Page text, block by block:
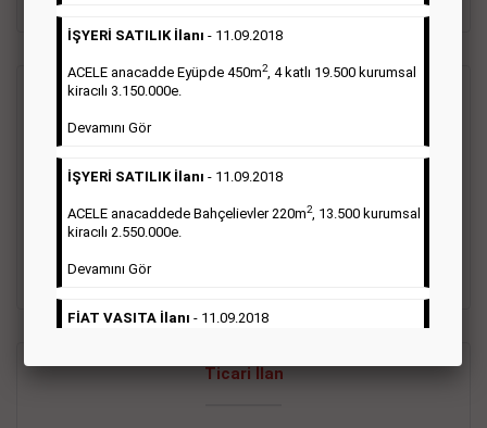
Sarı sayfa ilanlar alım- satım, duyuru, mini reklam şeklinde
ifade edilebilen ilanlardır. Gazetelerin tirajını önemli ölçüde
oluştururlar.Sabah sarı sayfa eleman ilanlarında 6 kelime
sayısı şartı aranmamaktadır.
Ticari İlan
İŞYERİ SATILIK İlanı - 11.09.2018
ACELE anacadde Eyüpde 450m2, 4 katlı 19.500 kurumsal
kiracılı 3.150.000e.
Devamını Gör
İŞYERİ SATILIK İlanı - 11.09.2018
ACELE anacaddede Bahçelievler 220m2, 13.500 kurumsal
kiracılı 2.550.000e.
Devamını Gör
FİAT VASITA İlanı - 11.09.2018
2.800.000e kurumsal mağaza.